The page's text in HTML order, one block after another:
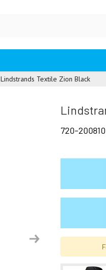
Lindstrands Textile Zion Black
Next
720-